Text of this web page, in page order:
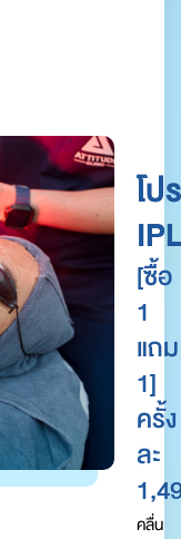
โป
IPL
[ซื้อ
1
แถม
1]
ครั้ง
ละ
คลื่น